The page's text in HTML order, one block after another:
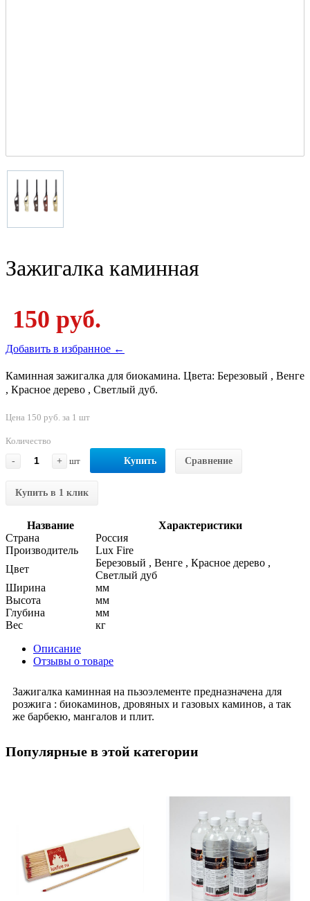
Зажигалка каминная
150 руб.
Добавить в избранное ←
Каминная зажигалка для биокамина. Цвета: Березовый , Венге
, Красное дерево , Светлый дуб.
Цена 150 руб. за 1 шт
Количество
-
+ шт Купить Сравнение
Купить в 1 клик
Название
Характеристики
Страна
Россия
Производитель
Lux Fire
Цвет
Березовый , Венге , Красное дерево ,
Светлый дуб
Ширина
мм
Высота
мм
Глубина
мм
Вес
кг
Описание
Отзывы о товаре
Зажигалка каминная на пьзоэлементе предназначена для
розжига : биокаминов, дровяных и газовых каминов, а так
же барбекю, мангалов и плит.
Популярные в этой категории